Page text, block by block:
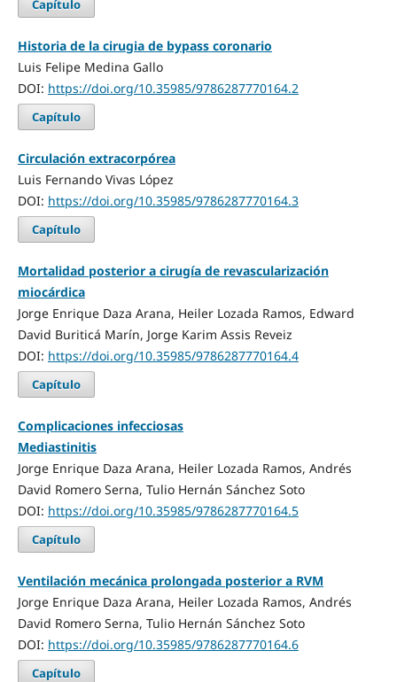
Capítulo
Historia de la cirugia de bypass coronario
Luis Felipe Medina Gallo
DOI: https://doi.org/10.35985/9786287770164.2
Capítulo
Circulación extracorpórea
Luis Fernando Vivas López
DOI: https://doi.org/10.35985/9786287770164.3
Capítulo
Mortalidad posterior a cirugía de revascularización
miocárdica
Jorge Enrique Daza Arana, Heiler Lozada Ramos, Edward
David Buriticá Marín, Jorge Karim Assis Reveiz
DOI: https://doi.org/10.35985/9786287770164.4
Capítulo
Complicaciones infecciosas
Mediastinitis
Jorge Enrique Daza Arana, Heiler Lozada Ramos, Andrés
David Romero Serna, Tulio Hernán Sánchez Soto
DOI: https://doi.org/10.35985/9786287770164.5
Capítulo
Ventilación mecánica prolongada posterior a RVM
Jorge Enrique Daza Arana, Heiler Lozada Ramos, Andrés
David Romero Serna, Tulio Hernán Sánchez Soto
DOI: https://doi.org/10.35985/9786287770164.6
Capítulo